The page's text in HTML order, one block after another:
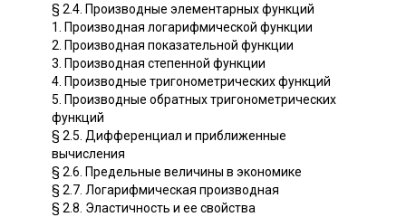
§ 2.4. Производные элементарных функций
1. Производная логарифмической функции
2. Производная показательной функции
3. Производная степенной функции
4. Производные тригонометрических функций
5. Производные обратных тригонометрических
функций
§ 2.5. Дифференциал и приближенные
вычисления
§ 2.6. Предельные величины в экономике
§ 2.7. Логарифмическая производная
§ 2.8. Эластичность и ее свойства